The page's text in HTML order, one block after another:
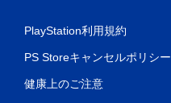
PlayStation利用規約
PS Storeキャンセルポリシー
健康上のご注意